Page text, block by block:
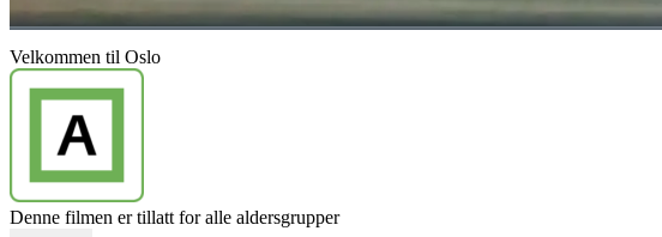
Velkommen til Oslo
Denne filmen er tillatt for alle aldersgrupper